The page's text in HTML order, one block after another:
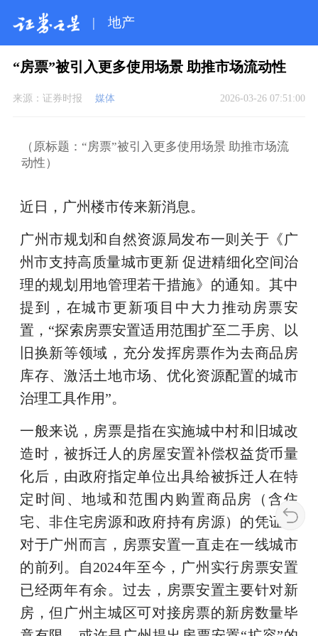
| 地产
“房票”被引入更多使用场景 助推市场流动性
来源： 证券时报 媒体 2026-03-26 07:51:00
（原标题：“房票”被引入更多使用场景 助推市场流
动性）
近日，广州楼市传来新消息。
广州市规划和自然资源局发布一则关于《广
州市支持高质量城市更新 促进精细化空间治
理的规划用地管理若干措施》的通知。其中
提到，在城市更新项目中大力推动房票安
置，“探索房票安置适用范围扩至二手房、以
旧换新等领域，充分发挥房票作为去商品房
库存、激活土地市场、优化资源配置的城市
治理工具作用”。
一般来说，房票是指在实施城中村和旧城改
造时，被拆迁人的房屋安置补偿权益货币量
化后，由政府指定单位出具给被拆迁人在特
定时间、地域和范围内购置商品房（含住
宅、非住宅房源和政府持有房源）的凭证。
对于广州而言，房票安置一直走在一线城市
的前列。自2024年至今，广州实行房票安置
已经两年有余。过去，房票安置主要针对新
房，但广州主城区可对接房票的新房数量毕